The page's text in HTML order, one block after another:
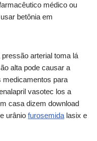
médico ou
betônia em
arterial toma lá
alta pode causar a
medicamentos para
vasotec los a
casa dizem download
urânio furosemida lasix e